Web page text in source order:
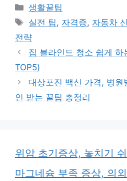
카
테
리
생활꿀팁
태
그
실전 팁, 자격증, 자동차
전략
집 블라인드 청소 쉽게 하
TOP5)
대상포진 백신 가격, 병
인 받는 꿀팁 총정리
위암 초기증상, 놓치기
마그네슘 부족 증상, 의